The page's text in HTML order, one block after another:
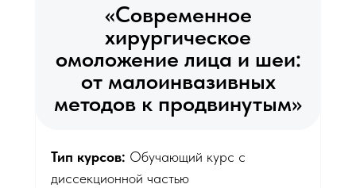
Тип курсов: Обучающий курс с
диссекционной частью
«Современное
хирургическое
омоложение лица и шеи:
от малоинвазивных
методов к продвинутым»